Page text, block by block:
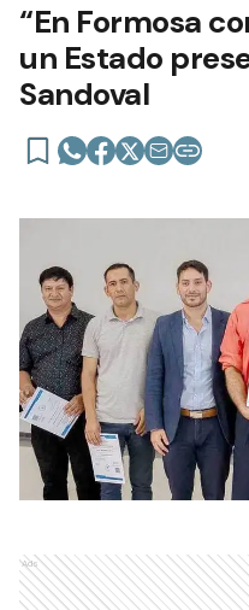
“En Formosa
un Estado
Sandoval
Ads